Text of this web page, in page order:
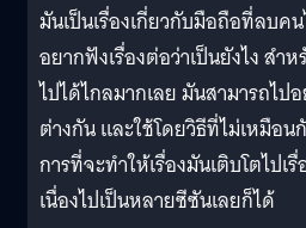
มันเป็นเรื่องเกี่ยวกับมือถือที่ลบค
อยากฟังเรื่องต่อว่าเป็นยังไง สำ
ไปได้ไกลมากเลย มันสามารถไ
ต่างกัน และใช้โดยวิธีที่ไม่เหมือ
การที่จะทำให้เรื่องมันเติบโตไป
เนื่องไปเป็นหลายซีซันเลยก็ได้